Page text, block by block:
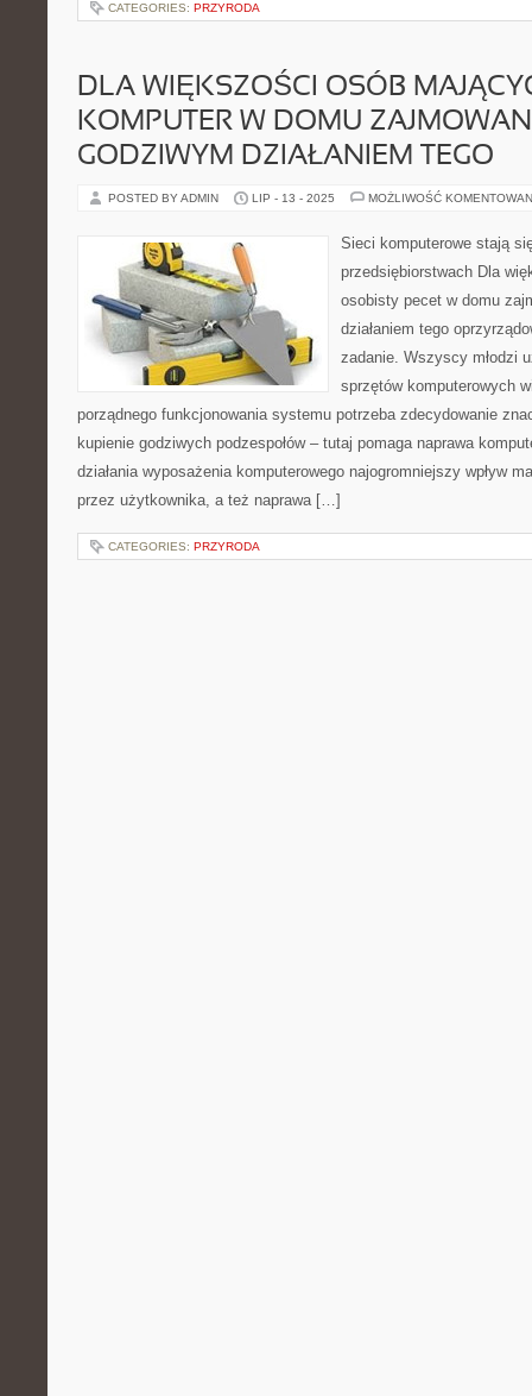
CATEGORIES: PRZYRODA
DLA WIĘKSZOŚCI OSÓB
KOMPUTER W DOMU
GODZIWYM DZIAŁANIEM TEGO
POSTED BY ADMIN LIP - 13 - 2025 MOŻLIWOŚĆ
Sieci komputerowe stają
przedsiębiorstwach Dla
osobisty pecet w domu
działaniem tego
zadanie. Wszyscy młodzi
sprzętów komputerowych
porządnego funkcjonowania systemu potrzeba zdecydowanie
kupienie godziwych podzespołów – tutaj pomaga naprawa
działania wyposażenia komputerowego najogromniejszy wpływ
przez użytkownika, a też naprawa […]
CATEGORIES: PRZYRODA